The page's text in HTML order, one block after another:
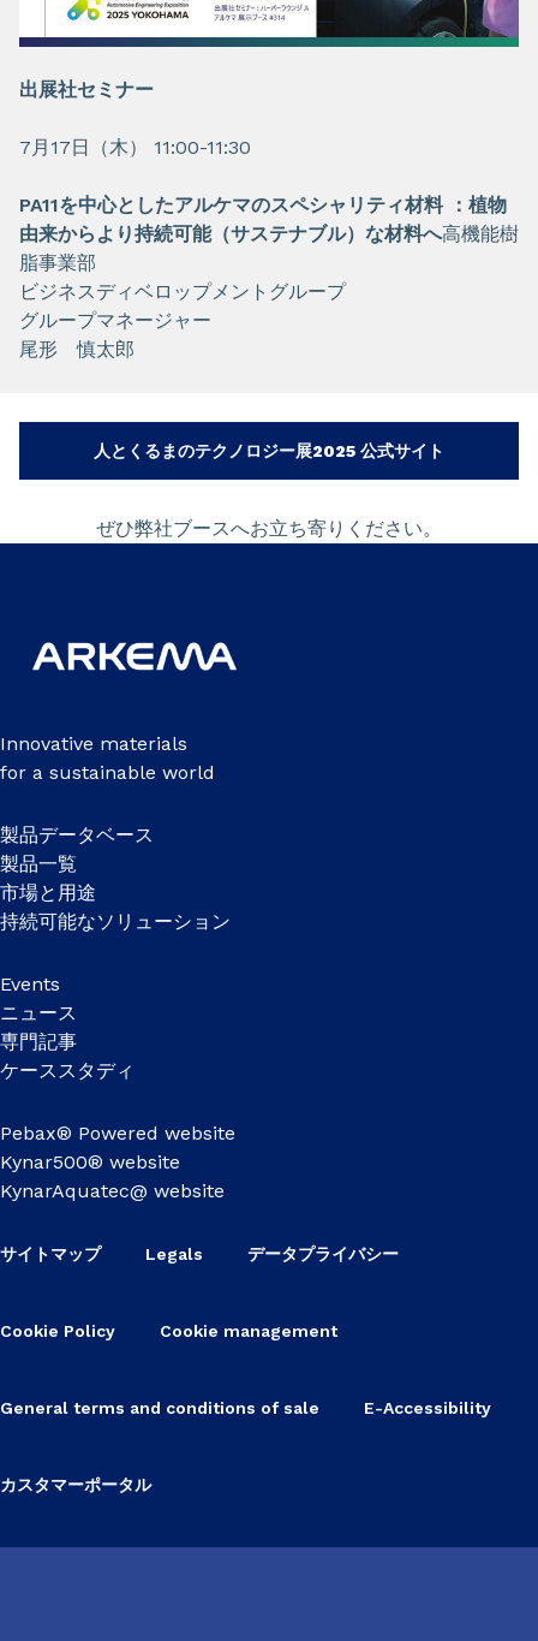
出展社セミナー
7月17日（木） 11:00-11:30
PA11を中心としたアルケマのスペシャリティ材料 ：植物
由来からより持続可能（サステナブル）な材料へ高機能樹
脂事業部
ビジネスディベロップメントグループ
グループマネージャー
尾形 慎太郎
人とくるまのテクノロジー展2025 公式サイト
ぜひ弊社ブースへお立ち寄りください。
Innovative materials
for a sustainable world
製品データベース
製品一覧
市場と用途
持続可能なソリューション
Events
ニュース
専門記事
ケーススタディ
Pebax® Powered website
Kynar500® website
KynarAquatec@ website
サイトマップ Legals データプライバシー
Cookie Policy Cookie management
General terms and conditions of sale E-Accessibility
カスタマーポータル